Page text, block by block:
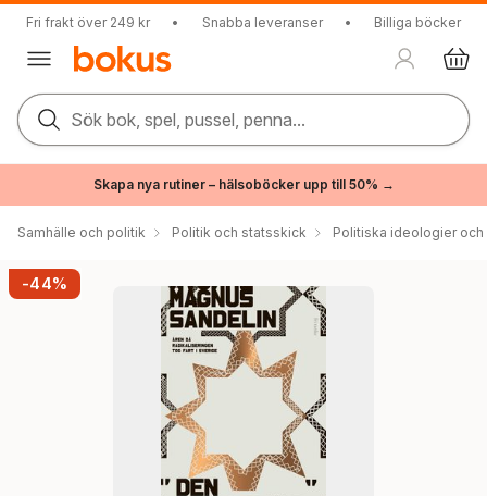
Fri frakt över 249 kr • Snabba leveranser • Billiga böcker
Sök bok, spel, pussel, penna...
Skapa nya rutiner – hälsoböcker upp till 50% →
Samhälle och politik Politik och statsskick Politiska ideologier och
-44%